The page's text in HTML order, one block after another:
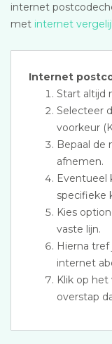
internet
met internet
Internet
Start altijd
Selecteer
voorkeur
Bepaal de
afnemen.
Eventueel
specifieke
Kies
vaste lijn.
Hierna
internet
Klik op
overstap